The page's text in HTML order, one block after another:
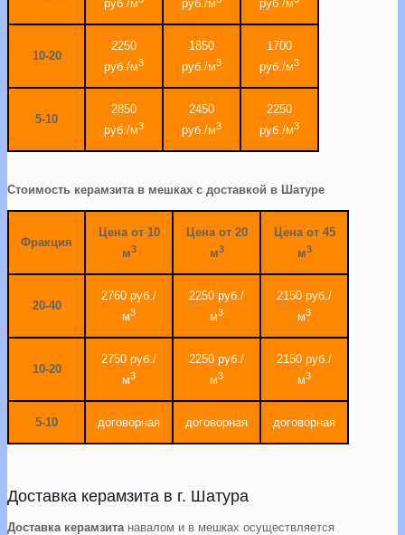
руб./м
руб./м
руб./м
10-20
2250
руб./м3
1850
руб./м3
1700
руб./м3
5-10
2850
руб./м3
2450
руб./м3
2250
руб./м3
Стоимость керамзита в мешках с доставкой в Шатуре
Фракция
Цена от 10
м3
Цена от 20
м3
Цена от 45
м3
20-40
2760 руб./
м3
2250 руб./
м3
2150 руб./
м3
10-20
2750 руб./
м3
2250 руб./
м3
2150 руб./
м3
5-10 договорная договорная договорная
Доставка керамзита в г. Шатура
Доставка керамзита навалом и в мешках осуществляется